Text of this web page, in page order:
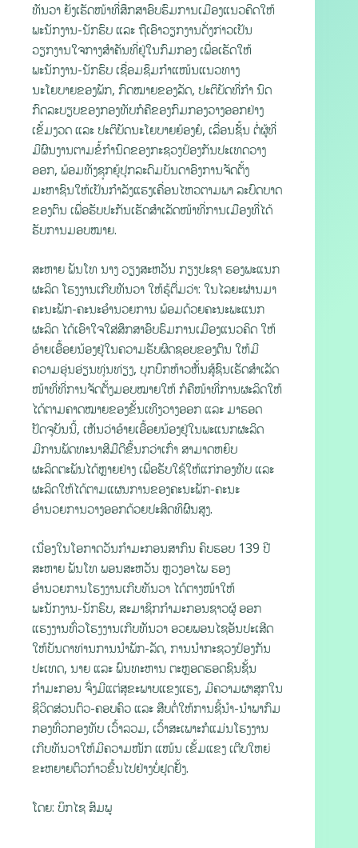
ທັນວາ ຍັງເຮັດໜ້າທີ່ສຶກສາອົບຮົມການເມືອງແນວຄິດໃຫ້
ພະນັກງານ-ນັກຮົບ ແລະ ຖືເອົາວຽກງານດັ່ງກ່າວເປັນ
ວຽກງານໃຈກາງສໍາຄັນທີ່ຢູ່ໃນກົມກອງ ເພື່ອເຮັດໃຫ້
ພະນັກງານ-ນັກຮົບ ເຊື່ອມຊຶມກຳແໜ້ນແນວທາງ
ນະໂຍບາຍຂອງພັກ, ກົດໝາຍຂອງລັດ, ປະຕິບັດທີ່ກຳ ນົດ
ກົດລະບຽບຂອງກອງທັບກໍຄືຂອງກົມກອງວາງອອກຢ່າງ
ເຂັ້ມງວດ ແລະ ປະຕິບັດນະໂຍບາຍຍ້ອງຍໍ, ເລື່ອນຊັ້ນ ຕໍ່ຜູ້ທີ່
ມີຜົນງານຕາມຂໍ້ກຳນົດຂອງກະຊວງປ້ອງກັນປະເທດວາງ
ອອກ, ພ້ອມທັງຊຸກຍູ້ປຸກລະດົມບັນດາອົງການຈັດຕັ້ງ
ມະຫາຊົນໃຫ້ເປັນກຳລັງແຮງເຄື່ອນໄຫວຕາມພາ ລະບົດບາດ
ຂອງຕົນ ເພື່ອຮັບປະກັນເຮັດສຳເລັດໜ້າທີ່ການເມືອງທີ່ໄດ້
ຮັບການມອບໝາຍ.
ສະຫາຍ ພັນໂທ ນາງ ວຽງສະຫວັນ ກຽງປະຊາ ຮອງພະແນກ
ຜະລິດ ໂຮງງານເກີບທັນວາ ໃຫ້ຮູ້ຕື່ມວ່າ: ໃນໄລຍະຜ່ານມາ
ຄະນະພັກ-ຄະນະອຳນວຍການ ພ້ອມດ້ວຍຄະນະພະແນກ
ຜະລິດ ໄດ້ເອົາໃຈໃສ່ສຶກສາອົບຮົມການເມືອງແນວຄິດ ໃຫ້
ອ້າຍເອື້ອຍນ້ອງຢູ່ໃນຄວາມຮັບຜິດຊອບຂອງຕົນ ໃຫ້ມີ
ຄວາມອຸ່ນອ່ຽນທຸ່ນທ່ຽງ, ບຸກບຶກຫ້າວຫັ້ນສູ້ຊົນເຮັດສຳເລັດ
ໜ້າທີ່ທີ່ການຈັດຕັ້ງມອບໝາຍໃຫ້ ກໍຄືໜ້າທີ່ການຜະລິດໃຫ້
ໄດ້ຕາມຄາດໝາຍຂອງຂັ້ນເທີງວາງອອກ ແລະ ມາຮອດ
ປັດຈຸບັນນີ້, ເຫັນວ່າອ້າຍເອື້ອຍນ້ອງຢູ່ໃນພະແນກຜະລິດ
ມີການພັດທະນາສີມືດີຂື້ນກວ່າເກົ່າ ສາມາດຫຍິບ
ຜະລິດຕະພັນໄດ້ຫຼາຍຢ່າງ ເພື່ອຮັບໃຊ້ໃຫ້ແກ່ກອງທັບ ແລະ
ຜະລິດໃຫ້ໄດ້ຕາມແຜນການຂອງຄະນະພັກ-ຄະນະ
ອຳນວຍການວາງອອກດ້ວຍປະສິດທິຜົນສູງ.
ເນື່ອງໃນໂອກາດວັນກຳມະກອນສາກົນ ຄົບຮອບ 139 ປີ
ສະຫາຍ ພັນໂທ ພອນສະຫວັນ ຫຼວງອາໄພ ຮອງ
ອຳນວຍການໂຮງງານເກີບທັນວາ ໄດ້ຕາງໜ້າໃຫ້
ພະນັກງານ-ນັກຮົບ, ສະມາຊິກກຳມະກອນຊາວຜູ້ ອອກ
ແຮງງານທົ່ວໂຮງງານເກີບທັນວາ ອວຍພອນໄຊອັນປະເສີດ
ໃຫ້ບັນດາທ່ານການນໍາພັກ-ລັດ, ການນໍາກະຊວງປ້ອງກັນ
ປະເທດ, ນາຍ ແລະ ພົນທະຫານ ຕະຫຼອດຮອດຊົນຊັ້ນ
ກຳມະກອນ ຈົ່ງມີແຕ່ສຸຂະພາບແຂງແຮງ, ມີຄວາມຜາສຸກໃນ
ຊີວິດສ່ວນຕົວ-ຄອບຄົວ ແລະ ສືບຕໍ່ໃຫ້ການຊີ້ນໍາ-ນໍາພາກົມ
ກອງທົ່ວກອງທັບ ເວົ້າລວມ, ເວົ້າສະເພາະກໍແມ່ນໂຮງງານ
ເກີບທັນວາໃຫ້ມີຄວາມໜັກ ແໜ້ນ ເຂັ້ມແຂງ ເຕີບໃຫຍ່
ຂະຫຍາຍຕົວກ້າວຂື້ນໄປຢ່າງບໍ່ຢຸດຢັ້ງ.
ໂດຍ: ບິກໄຊ ສົມພູ